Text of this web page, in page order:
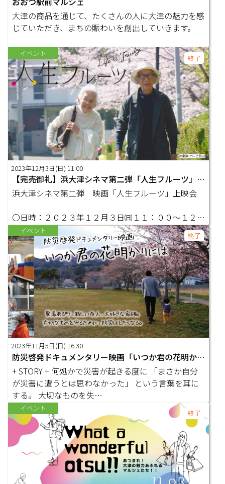
大津の商品を通じて、たくさんの人に大津の魅力を感
じていただき、まちの賑わいを創出していきます。
イベント
終了
2023年12月3日(日) 11:00
【完売御礼】浜大津シネマ第二弾「人生フルーツ」上映会（同時開催：旧大津公会堂フェスティバル）
浜大津シネマ第二弾 映画「人生フルーツ」上映会
〇日時：２０２３年１２月３日㈰１１：００～１２：
３０
イベント
終了
2023年11月5日(日) 16:30
防災啓発ドキュメンタリー映画「いつか君の花明かりには」上映会
+ STORY + 何処かで災害が起きる度に 「まさか自分
が災害に遭うとは思わなかった」 という言葉を耳に
する。 大切なものを失…
イベント
終了